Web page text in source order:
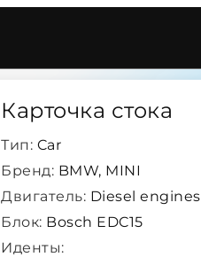
Карточка стока
Тип: Car
Бренд: BMW, MINI
Двигатель: Diesel engines
Блок: Bosch EDC15
Иденты: